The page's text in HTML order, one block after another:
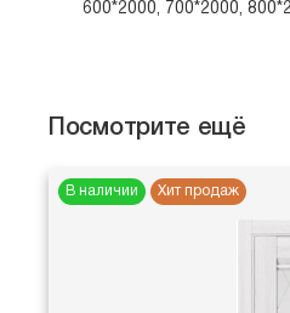
600*2000, 700*2000,
Посмотрите ещё
В наличии Хит продаж